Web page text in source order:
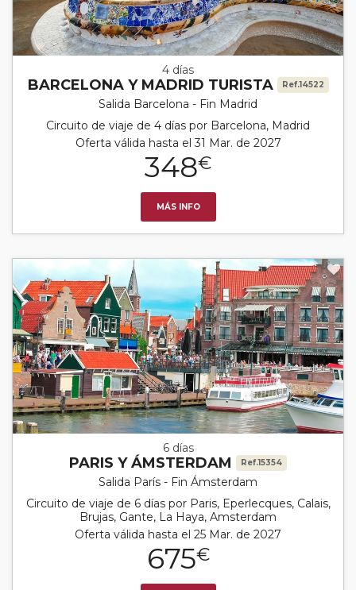
4 días
BARCELONA Y MADRID TURISTA Ref.14522
Salida Barcelona - Fin Madrid
Circuito de viaje de 4 días por Barcelona, Madrid
Oferta válida hasta el 31 Mar. de 2027
348€
MÁS INFO
6 días
PARIS Y ÁMSTERDAM Ref.15354
Salida París - Fin Ámsterdam
Circuito de viaje de 6 días por Paris, Eperlecques, Calais,
Brujas, Gante, La Haya, Amsterdam
Oferta válida hasta el 25 Mar. de 2027
675€